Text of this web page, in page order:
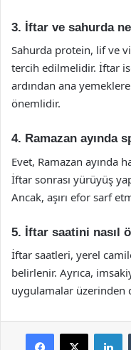
3. İftar ve sahurda
Sahurda protein, lif ve
tercih edilmelidir. İftar
ardından ana
önemlidir.
4. Ramazan ayında
Evet, Ramazan ayında
İftar sonrası yürüyüş
Ancak, aşırı efor sarf
5. İftar saatini nasıl
İftar saatleri, yerel
belirlenir. Ayrıca,
uygulamalar üzerinden
Facebook
X